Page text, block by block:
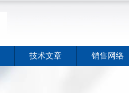
技术文章 销售网络